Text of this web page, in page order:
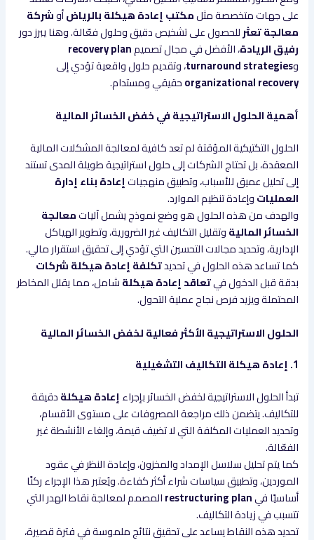
على جهات متخصصة مثلمكتب إعادة هيكلة بالرياضأوشركة
معالجة تعثرللحصول على تشخيص دقيق وحلول فعّالة. وهنا يبرز دور
رفيق الريادة، الأفضل في مجال تصميمrecovery plan
وturnaround strategies، وتقديم حلول واقعية تؤدي إلى
organizational recoveryحقيقي ومستدام.
أهمية الحلول الاستراتيجية في خفض الخسائر المالية
الحلول التكتيكية المؤقتة لم تعد كافية لمعالجة المشكلات المالية
المعقدة، بل تحتاج الشركات إلى حلول استراتيجية طويلة المدى تستند
إلى تحليل عميق للأسباب، وتطبيق منهجياتإعادة بناء إدارة
العملياتوإعادة تنظيم الموارد.
والهدف من هذه الحلول هو وضع نموذج يشمل آلياتمعالجة
الخسائر الماليةوتقليل التكاليف غير الضرورية، وتطوير الهياكل
الإدارية، وتحديد مجالات التحسين التي تؤدي إلى تحقيق استقرار مالي.
كما تساعد هذه الحلول في تحديدتكلفة إعادة هيكلة شركات
بدقة قبل الدخول فيتعاقد إعادة هيكلةشامل، مما يقلل المخاطر
المحتملة ويزيد فرص نجاح عملية التحول.
الحلول الاستراتيجية الأكثر فعالية لخفض الخسائر المالية
1. إعادة هيكلة التكاليف التشغيلية
تبدأ الحلول الاستراتيجية لخفض الخسائر بإجراءإعادة هيكلةدقيقة
للتكاليف. يتضمن ذلك مراجعة المصروفات على مستوى الأقسام،
وتحديد العمليات المكلفة التي لا تضيف قيمة، وإلغاء الأنشطة غير
الفعّالة.
كما يتم تحليل سلاسل الإمداد والمخزون، وإعادة النظر في عقود
الموردين، وتطبيق سياسات شراء أكثر كفاءة. ويُعتبر هذا الإجراء ركنًا
أساسيًا فيrestructuring planالمصمم لمعالجة نقاط الهدر التي
تتسبب في زيادة التكاليف.
تحديد هذه النقاط يساعد على تحقيق نتائج ملموسة في فترة قصيرة،